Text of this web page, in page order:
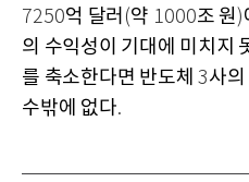
7250억 달러 (약 1000조 원)
의 수익성이 기대에 미치지
를 축소한다면 반도체 3사
수밖에 없다.